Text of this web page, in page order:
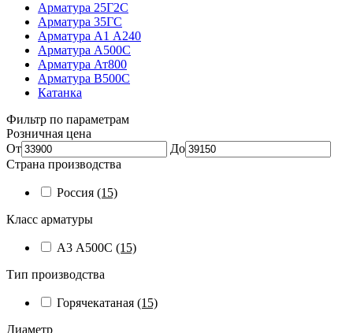
Арматура 25Г2С
Арматура 35ГС
Арматура А1 А240
Арматура А500С
Арматура Ат800
Арматура В500С
Катанка
Фильтр по параметрам
Розничная цена
От
До
Страна производства
Россия (15)
Класс арматуры
А3 А500С (15)
Тип производства
Горячекатаная (15)
Диаметр